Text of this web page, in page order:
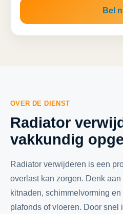
Bel
OVER DE DIENST
Radiator
vakkundig
Radiator verwijderen is een
overlast kan zorgen. Denk
kitnaden, schimmelvorming
plafonds of vloeren. Door snel